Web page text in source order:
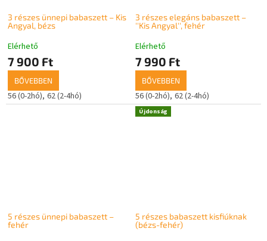
3 részes ünnepi babaszett – Kis
Angyal, bézs
Elérhető
7 900 Ft
BŐVEBBEN
56 (0-2hó) 62 (2-4hó)
3 részes elegáns babaszett –
''Kis Angyal'', fehér
Elérhető
7 990 Ft
BŐVEBBEN
56 (0-2hó) 62 (2-4hó)
5 részes ünnepi babaszett –
fehér
Újdonság
5 részes babaszett kisfiúknak
(bézs-fehér)